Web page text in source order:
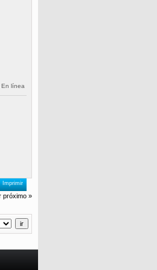
En línea
Imprimir
próximo »